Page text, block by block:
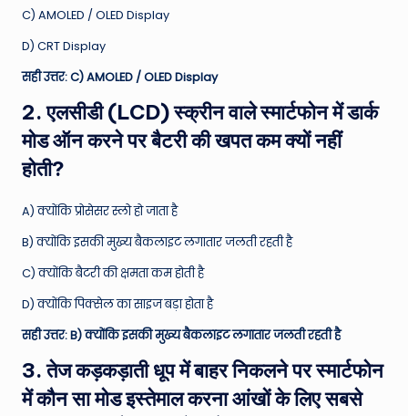
C) AMOLED / OLED Display
D) CRT Display
सही उत्तर: C) AMOLED / OLED Display
2. एलसीडी (LCD) स्क्रीन वाले स्मार्टफोन में डार्क
मोड ऑन करने पर बैटरी की खपत कम क्यों नहीं
होती?
A) क्योंकि प्रोसेसर स्लो हो जाता है
B) क्योंकि इसकी मुख्य बैकलाइट लगातार जलती रहती है
C) क्योंकि बैटरी की क्षमता कम होती है
D) क्योंकि पिक्सेल का साइज बड़ा होता है
सही उत्तर: B) क्योंकि इसकी मुख्य बैकलाइट लगातार जलती रहती है
3. तेज कड़कड़ाती धूप में बाहर निकलने पर स्मार्टफोन
में कौन सा मोड इस्तेमाल करना आंखों के लिए सबसे